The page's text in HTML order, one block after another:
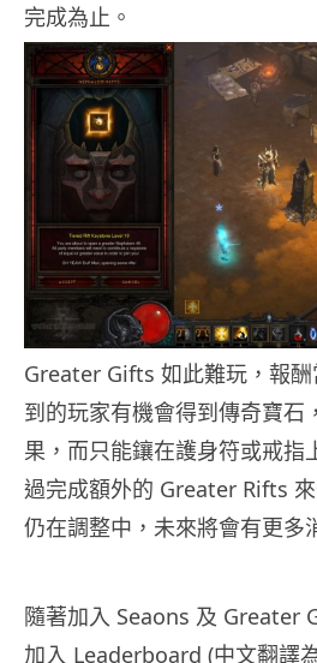
完成為止。
Greater Gifts 如此難玩，報
到的玩家有機會得到傳奇寶石
果，而只能鑲在護身符或戒指
過完成額外的 Greater Rifts
仍在調整中，未來將會有更多
隨著加入 Seaons 及 Greater
加入 Leaderboard (中文翻譯